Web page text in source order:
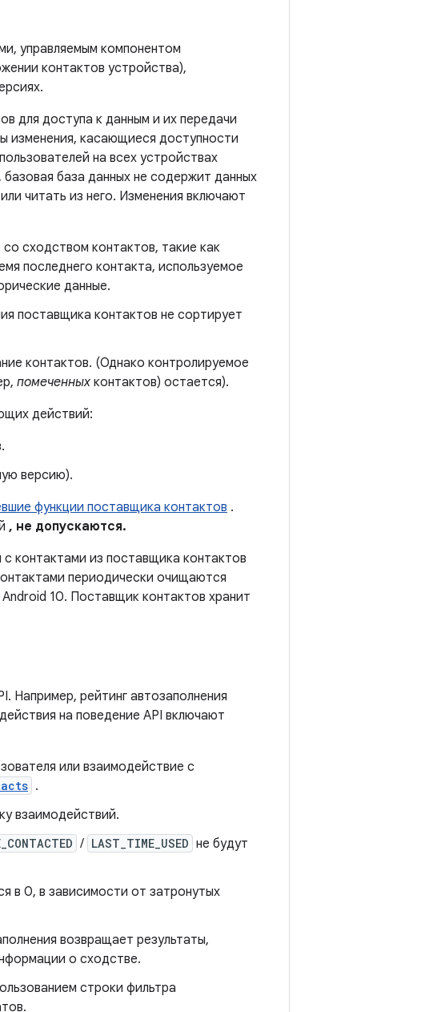
управляемым компонентом
контактов устройства),
для доступа к данным и их передачи
изменения, касающиеся доступности
на всех устройствах
база данных не содержит данных
читать из него. Изменения включают
сходством контактов, такие как
последнего контакта, используемое
данные.
поставщика контактов не сортирует
контактов. (Однако контролируемое
помеченных контактов) остается).
действий:
версию).
функции поставщика контактов .
, не допускаются.
контактами из поставщика контактов
периодически очищаются
10. Поставщик контактов хранит
Например, рейтинг автозаполнения
на поведение API включают
или взаимодействие с
.
взаимодействий.
/ LAST_TIME_USED не будут
в 0, в зависимости от затронутых
возвращает результаты,
о сходстве.
строки фильтра